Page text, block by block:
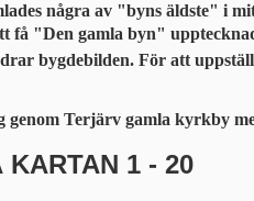
några av "byns äldste" i
få "Den gamla byn"
bygdebilden. För att
Terjärv gamla kyrkby
1 - 20